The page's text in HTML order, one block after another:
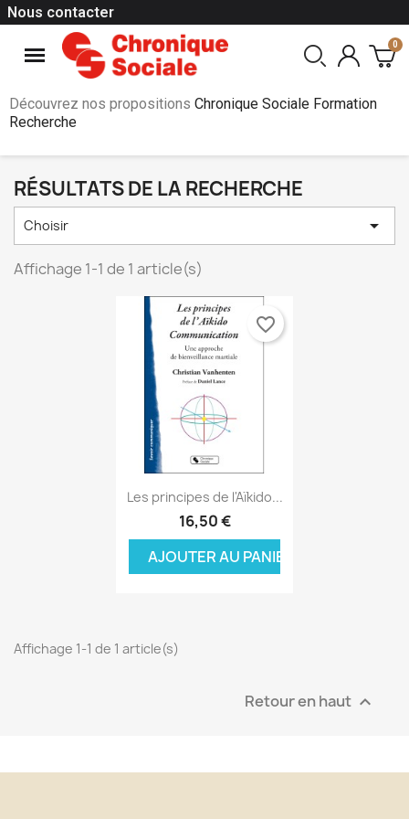
Nous contacter
Découvrez nos propositions Chronique Sociale Formation
Recherche
RÉSULTATS DE LA RECHERCHE
Choisir 
Affichage 1-1 de 1 article(s)
Aperçu rapide
Les principes de l'Aïkido...
16,50 €
AJOUTER AU PANIER
favorite_border
Affichage 1-1 de 1 article(s)
Retour en haut 